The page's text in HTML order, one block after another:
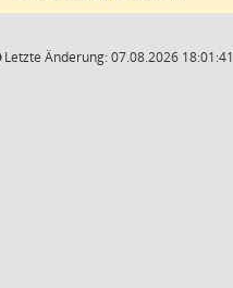
Letzte Änderung: 07.08.2026 18:01:41